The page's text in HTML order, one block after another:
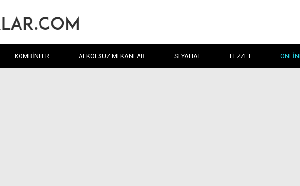
KOMBINLER ALKOLSÜZ MEKANLAR SEYAHAT LEZZET